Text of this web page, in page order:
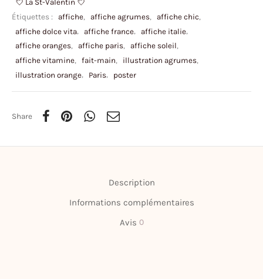
💘 La St-Valentin 💘
Étiquettes :
affiche, affiche agrumes, affiche chic,
affiche dolce vita, affiche france, affiche italie,
affiche oranges, affiche paris, affiche soleil,
affiche vitamine, fait-main, illustration agrumes,
illustration orange, Paris, poster
Share
Description
Informations complémentaires
Avis 0